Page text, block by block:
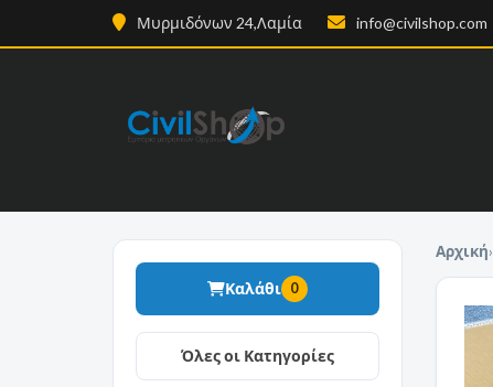
Μυρμιδόνων 24,Λαμία info@civilshop.com
Καλάθι 0
Αρχική›